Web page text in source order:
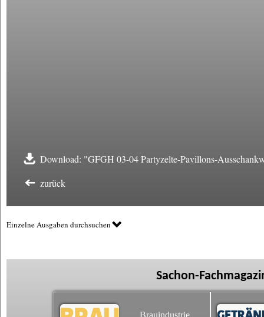
Download: "GFGH 03-04 Partyzelte-Pavillons-
zurück
Einzelne Ausgaben durchsuchen
Sachon-
Brauindustrie